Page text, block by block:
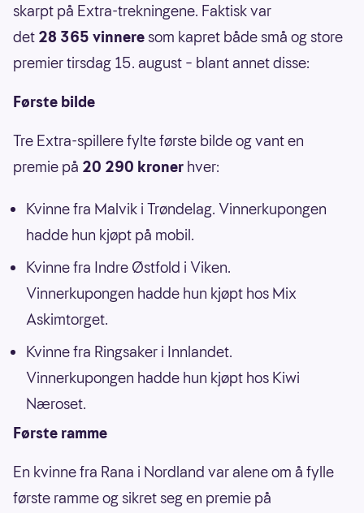
skarpt på Extra-trekningene. Faktisk var
det 28 365 vinnere som kapret både små og store
premier tirsdag 15. august – blant annet disse:
Første bilde
Tre Extra-spillere fylte første bilde og vant en
premie på 20 290 kroner hver:
Kvinne fra Malvik i Trøndelag. Vinnerkupongen
hadde hun kjøpt på mobil.
Kvinne fra Indre Østfold i Viken.
Vinnerkupongen hadde hun kjøpt hos Mix
Askimtorget.
Kvinne fra Ringsaker i Innlandet.
Vinnerkupongen hadde hun kjøpt hos Kiwi
Næroset.
Første ramme
En kvinne fra Rana i Nordland var alene om å fylle
første ramme og sikret seg en premie på